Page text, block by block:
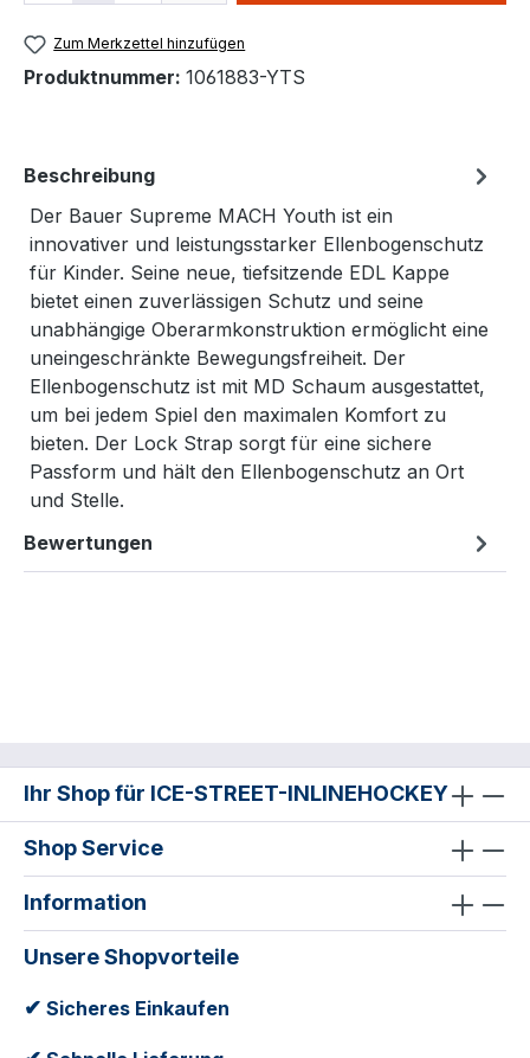
Zum Merkzettel hinzufügen
Produktnummer: 1061883-YTS
Beschreibung
Der Bauer Supreme MACH Youth ist ein
innovativer und leistungsstarker Ellenbogenschutz
für Kinder. Seine neue, tiefsitzende EDL Kappe
bietet einen zuverlässigen Schutz und seine
unabhängige Oberarmkonstruktion ermöglicht eine
uneingeschränkte Bewegungsfreiheit. Der
Ellenbogenschutz ist mit MD Schaum ausgestattet,
um bei jedem Spiel den maximalen Komfort zu
bieten. Der Lock Strap sorgt für eine sichere
Passform und hält den Ellenbogenschutz an Ort
und Stelle.
Bewertungen
Ihr Shop für ICE-STREET-INLINEHOCKEY
Shop Service
Information
Unsere Shopvorteile
✔ Sicheres Einkaufen